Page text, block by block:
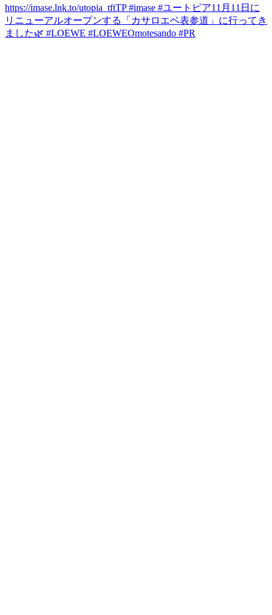
https://imase.lnk.to/utopia_tftTP #imase #ユートピア11月11日に
リニューアルオープンする「カサロエベ表参道」に行ってき
ました🌿 #LOEWE #LOEWEOmotesando #PR